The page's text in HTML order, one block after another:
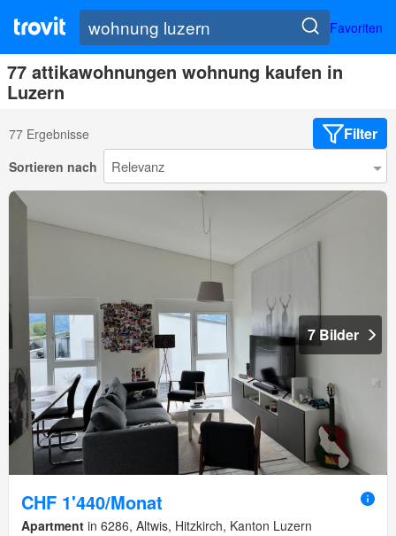
Favoriten
77 attikawohnungen wohnung kaufen in
Luzern
77 Ergebnisse Filter
Sortieren nach
7 Bilder
CHF 1'440/Monat
Apartment in 6286, Altwis, Hitzkirch, Kanton Luzern